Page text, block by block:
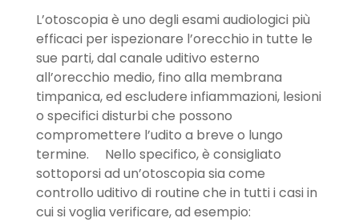
L’otoscopia è uno degli esami audiologici più
efficaci per ispezionare l’orecchio in tutte le
sue parti, dal canale uditivo esterno
all’orecchio medio, fino alla membrana
timpanica, ed escludere infiammazioni, lesioni
o specifici disturbi che possono
compromettere l’udito a breve o lungo
termine. Nello specifico, è consigliato
sottoporsi ad un’otoscopia sia come
controllo uditivo di routine che in tutti i casi in
cui si voglia verificare, ad esempio: